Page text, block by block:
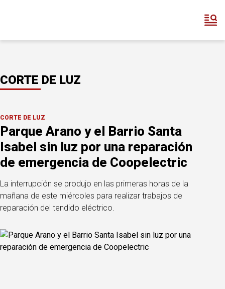
CORTE DE LUZ
CORTE DE LUZ
Parque Arano y el Barrio Santa
Isabel sin luz por una reparación
de emergencia de Coopelectric
La interrupción se produjo en las primeras horas de la
mañana de este miércoles para realizar trabajos de
reparación del tendido eléctrico.